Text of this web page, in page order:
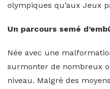
olympiques qu’aux Jeux
Un parcours semé
Née avec une
surmonter de nombreux
niveau. Malgré des